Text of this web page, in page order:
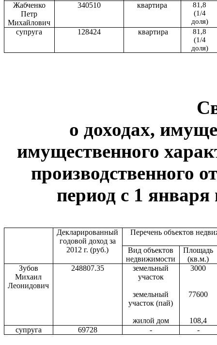
Жабченко
Петр
Михайлович
340510 квартира
81,8
(1/4
доля)
супруга 128424 квартира
81,8
(1/4
доля)
о доходах,
имущественного
производственного
период с 1 января
Декларированный
годовой доход за
2012 г. (руб.)
Перечень объектов
Вид объектов
недвижимости
Площадь
(кв.м.)
Зубов
Михаил
Леонидович
248807.35
земельный
участок
земельный
участок (пай)
жилой дом
3000
77600
108,4
супруга
69728 - -